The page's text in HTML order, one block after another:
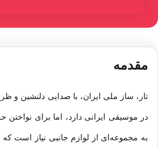
مقدمه
تار ، ساز ملی ایران، با صدایی دلنشین و
در موسیقی ایرانی دارد، اما برای
به مجموعه‌ای از لوازم جانبی نیاز است